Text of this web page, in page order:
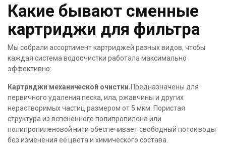
Какие бывают сменные
картриджи для фильтра
Мы собрали ассортимент картриджей разных видов, чтобы
каждая система водоочистки работала максимально
эффективно:
Картриджи механической очистки.Предназначены для
первичного удаления песка, ила, ржавчины и других
нерастворимых частиц размером от 5 мкм. Пористая
структура из вспененного полипропилена или
полипропиленовой нити обеспечивает свободный поток воды
без изменения её цвета и химического состава.